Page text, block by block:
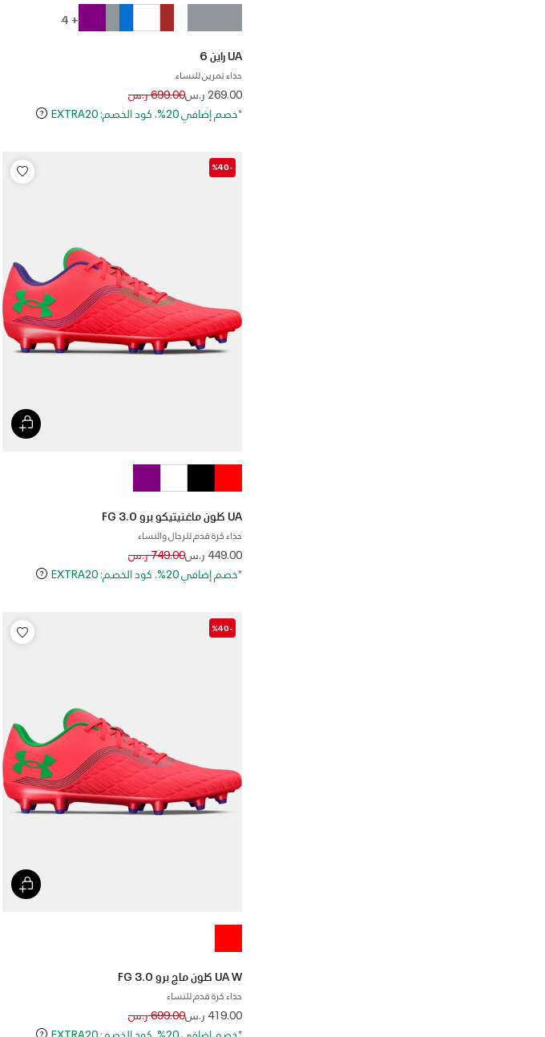
+ 4
UA راين 6
حذاء تمرين للنساء
269.00 ر.سPrice reduced from
699.00 ر.سto
*خصم إضافي 20%. كود الخصم: EXTRA20
-%40
UA كلون ماغنيتيكو برو 3.0 FG
حذاء كرة قدم للرجال والنساء
449.00 ر.سPrice reduced from
749.00 ر.سto
*خصم إضافي 20%. كود الخصم: EXTRA20
-%40
UA W كلون ماج برو 3.0 FG
حذاء كرة قدم للنساء
419.00 ر.سPrice reduced from
699.00 ر.سto
*خصم إضافي 20%. كود الخصم: EXTRA20